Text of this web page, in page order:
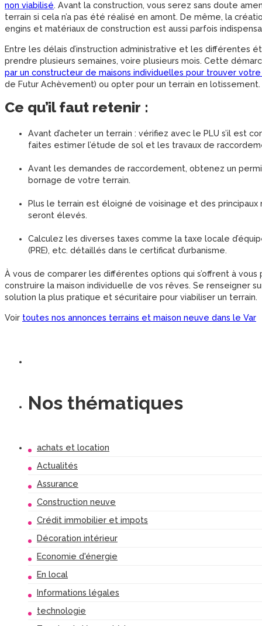
non viabilisé. Avant la construction, vous serez sans doute
terrain si cela n’a pas été réalisé en amont. De même, la
engins et matériaux de construction est aussi parfois
Entre les délais d’instruction administrative et les différentes
prendre plusieurs semaines, voire plusieurs mois. Cette
par un constructeur de maisons individuelles pour trouver
de Futur Achèvement) ou opter pour un terrain en lotissement.
Ce qu’il faut retenir :
Avant d’acheter un terrain : vérifiez avec le PLU s’il est
faites estimer l’étude de sol et les travaux de
Avant les demandes de raccordement, obtenez un
bornage de votre terrain.
Plus le terrain est éloigné de voisinage et des
seront élevés.
Calculez les diverses taxes comme la taxe locale
(PRE), etc. détaillés dans le certificat d’urbanisme.
À vous de comparer les différentes options qui s’offrent à
construire la maison individuelle de vos rêves. Se renseigner
solution la plus pratique et sécuritaire pour viabiliser un terrain.
Voir toutes nos annonces terrains et maison neuve dans le Var
Nos thématiques
achats et location
Actualités
Assurance
Construction neuve
Crédit immobilier et impots
Décoration intérieur
Economie d'énergie
En local
Informations légales
technologie